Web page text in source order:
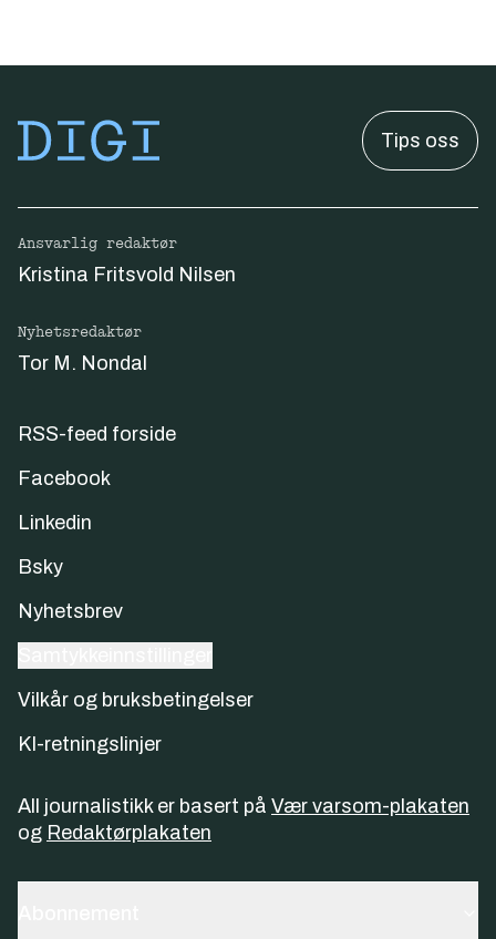
Tips oss
Ansvarlig redaktør
Kristina Fritsvold Nilsen
Nyhetsredaktør
Tor M. Nondal
RSS-feed forside
Facebook
Linkedin
Bsky
Nyhetsbrev
Vilkår og bruksbetingelser
KI-retningslinjer
All journalistikk er basert på Vær varsom-plakaten
og Redaktørplakaten